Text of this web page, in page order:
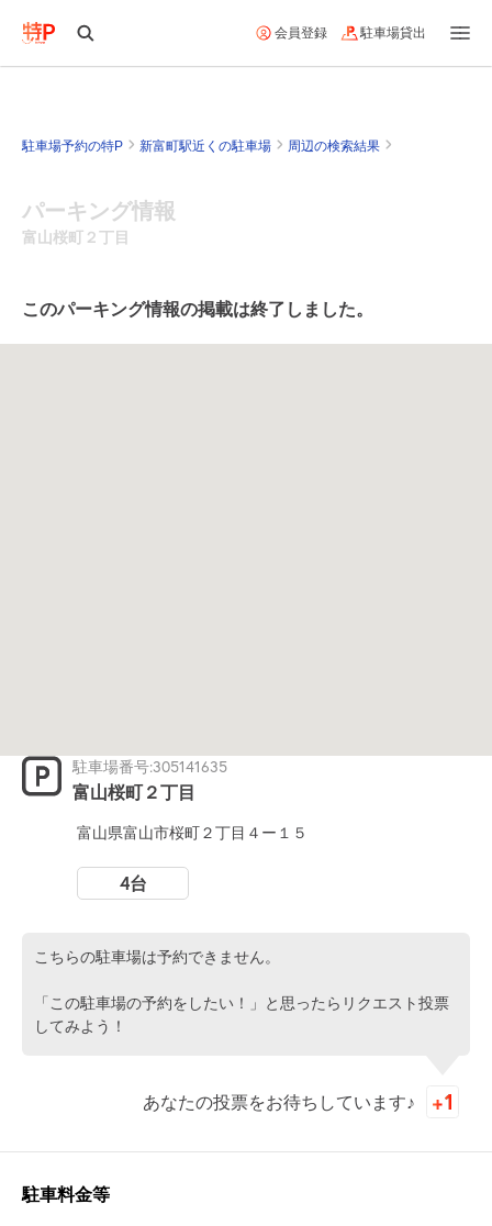
会員登録 駐車場貸出
駐車場予約の特P 新富町駅近くの駐車場 周辺の検索結果
パーキング情報
富山桜町２丁目
このパーキング情報の掲載は終了しました。
駐車場番号:305141635
富山桜町２丁目
富山県富山市桜町２丁目４ー１５
4台
こちらの駐車場は予約できません。
「この駐車場の予約をしたい！」と思ったらリクエスト投票
してみよう！
あなたの投票をお待ちしています♪
駐車料金等